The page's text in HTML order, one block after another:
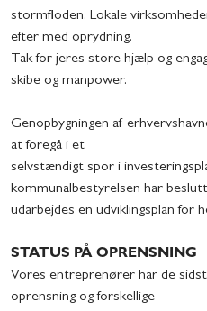
stormfloden. Lokale
efter med oprydning.
Tak for jeres store hjælp og
skibe og manpower.
Genopbygningen af
at foregå i et
selvstændigt spor i
kommunalbestyrelsen har
udarbejdes en udviklingsplan for
STATUS PÅ OPRENSNING
Vores entreprenører har de
oprensning og forskellige